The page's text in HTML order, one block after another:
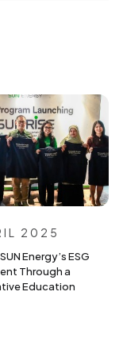
2025
Energy’s ESG
Through a
Education